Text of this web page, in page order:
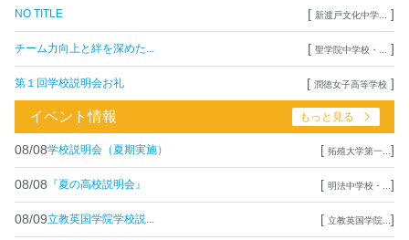
NO TITLE [ 新渡戸文化中学... ]
チーム力向上と絆を深めた... [ 聖学院中学校・... ]
第１回学校説明会お礼 [ 潤徳女子高等学校 ]
イベント情報 もっと見る
08/08学校説明会（夏期実施） [ 拓殖大学第一... ]
08/08 『夏の高校説明会』 [ 明法中学校・... ]
08/09立教英国学院学校説... [ 立教英国学院... ]